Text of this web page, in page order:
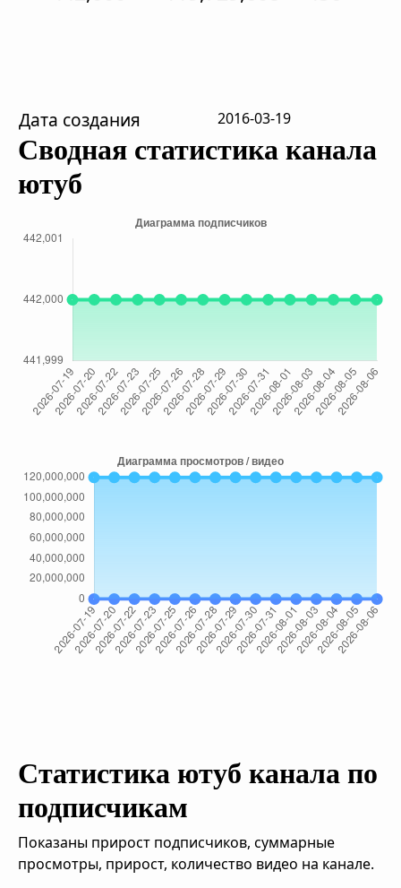
Дата создания 2016-03-19
Сводная статистика канала
ютуб
Статистика ютуб канала по
подписчикам
Показаны прирост подписчиков, суммарные
просмотры, прирост, количество видео на канале.